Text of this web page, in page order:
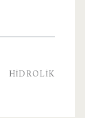
HIDROLIK